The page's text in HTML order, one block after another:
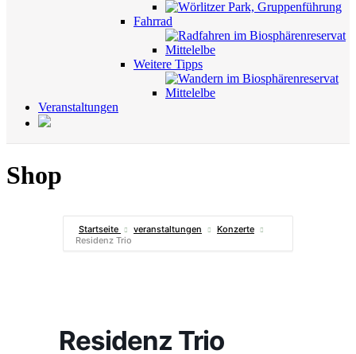
Fahrrad
Weitere Tipps
Veranstaltungen
Shop
Startseite veranstaltungen
Konzerte
Residenz Trio
Residenz Trio